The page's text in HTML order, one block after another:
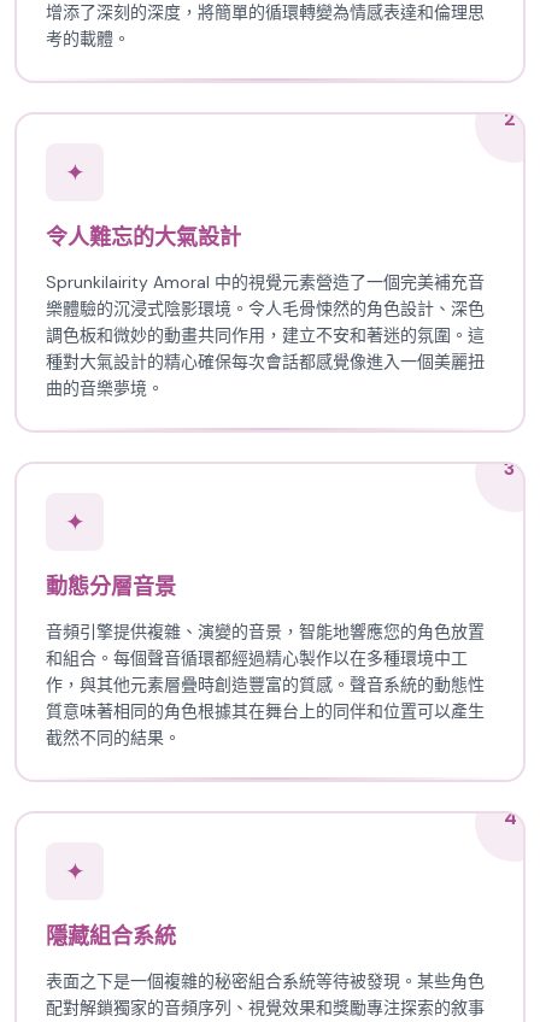
增添了深刻的深度，將簡單的循環轉變為情感表達和倫理思
考的載體。
2
✦
令人難忘的大氣設計
Sprunkilairity Amoral 中的視覺元素營造了一個完美補充音
樂體驗的沉浸式陰影環境。令人毛骨悚然的角色設計、深色
調色板和微妙的動畫共同作用，建立不安和著迷的氛圍。這
種對大氣設計的精心確保每次會話都感覺像進入一個美麗扭
曲的音樂夢境。
3
✦
動態分層音景
音頻引擎提供複雜、演變的音景，智能地響應您的角色放置
和組合。每個聲音循環都經過精心製作以在多種環境中工
作，與其他元素層疊時創造豐富的質感。聲音系統的動態性
質意味著相同的角色根據其在舞台上的同伴和位置可以產生
截然不同的結果。
4
✦
隱藏組合系統
表面之下是一個複雜的秘密組合系統等待被發現。某些角色
配對解鎖獨家的音頻序列、視覺效果和獎勵專注探索的敘事